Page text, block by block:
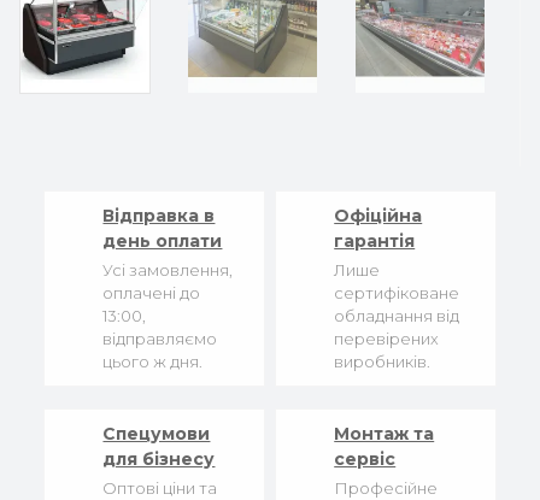
Відправка в
день оплати
Усі замовлення,
оплачені до
13:00,
відправляємо
цього ж дня.
Офіційна
гарантія
Лише
сертифіковане
обладнання від
перевірених
виробників.
Спецумови
для бізнесу
Оптові ціни та
Монтаж та
сервіс
Професійне